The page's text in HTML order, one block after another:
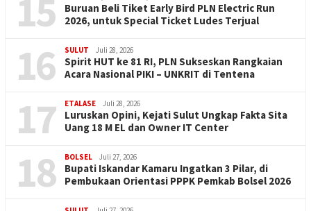
15
Buruan Beli Tiket Early Bird PLN Electric Run
2026, untuk Special Ticket Ludes Terjual
16 SULUT Juli 28, 2026
Spirit HUT ke 81 RI, PLN Sukseskan Rangkaian
Acara Nasional PIKI – UNKRIT di Tentena
17 ETALASE Juli 28, 2026
Luruskan Opini, Kejati Sulut Ungkap Fakta Sita
Uang 18 M EL dan Owner IT Center
18 BOLSEL Juli 27, 2026
Bupati Iskandar Kamaru Ingatkan 3 Pilar, di
Pembukaan Orientasi PPPK Pemkab Bolsel 2026